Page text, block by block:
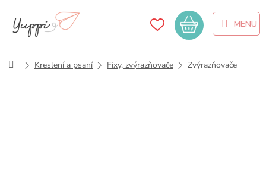
obsah
Nákupní
košík
DomůKreslení a psaní Fixy, zvýrazňovače Zvýrazňovače